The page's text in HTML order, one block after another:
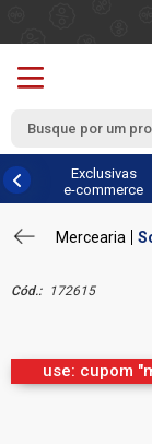
Exclusivas
e-commerce
Mercearia
Cód.: 172615
use: cupom